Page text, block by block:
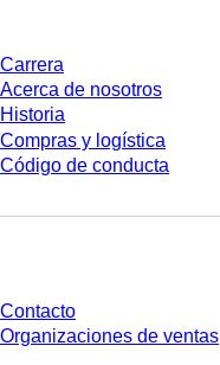
Carrera
Acerca de nosotros
Historia
Compras y logística
Código de conducta
Contacto
Organizaciones de ventas